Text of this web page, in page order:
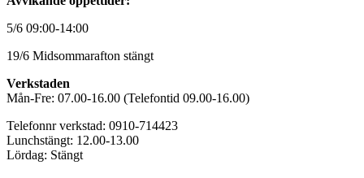
5/6 09:00-14:00
19/6 Midsommarafton stängt
Verkstaden
Mån-Fre: 07.00-16.00 (Telefontid 09.00-16.00)
Telefonnr verkstad: 0910-714423
Lunchstängt: 12.00-13.00
Lördag: Stängt